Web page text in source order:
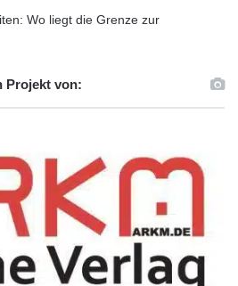
und Forschung,
Wissens- und
Unternehmensinitiativen,
für Studenten und
können im Internet
universities
Informationen zu
in Deutschland finden
Wo liegt die Grenze zur
Projekt von: